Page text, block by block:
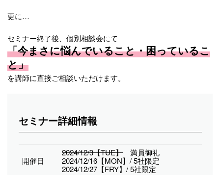
更に…
セミナー終了後、個別相談会にて
「今まさに悩んでいること・困っているこ
と」
を講師に直接ご相談いただけます。
セミナー詳細情報
開催日
2024/12/3【TUE】 満員御礼
2024/12/16【MON】/ 5社限定
2024/12/27【FRY】/ 5社限定